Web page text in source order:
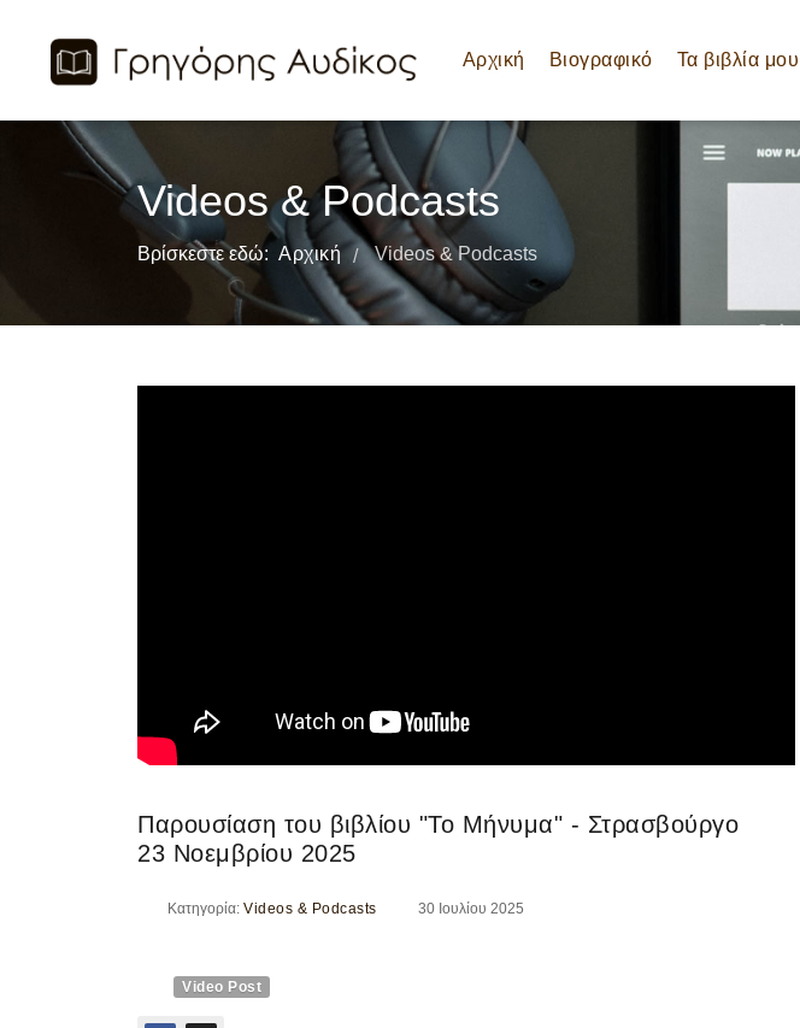
Αρχική Βιογραφικό Τα βιβλία μου
Videos & Podcasts
Βρίσκεστε εδώ: Αρχική / Videos & Podcasts
Παρουσίαση του βιβλίου "Το Μήνυμα" - Στρασβούργο
23 Νοεμβρίου 2025
Κατηγορία: Videos & Podcasts 30 Ιουλίου 2025
Video Post